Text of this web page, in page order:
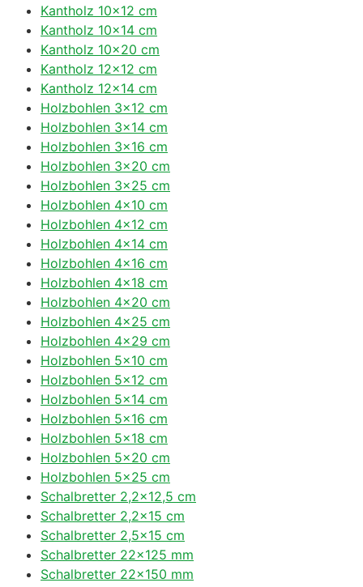
Kantholz 10×12 cm
Kantholz 10×14 cm
Kantholz 10×20 cm
Kantholz 12×12 cm
Kantholz 12×14 cm
Holzbohlen 3×12 cm
Holzbohlen 3×14 cm
Holzbohlen 3×16 cm
Holzbohlen 3×20 cm
Holzbohlen 3×25 cm
Holzbohlen 4×10 cm
Holzbohlen 4×12 cm
Holzbohlen 4×14 cm
Holzbohlen 4×16 cm
Holzbohlen 4×18 cm
Holzbohlen 4×20 cm
Holzbohlen 4×25 cm
Holzbohlen 4×29 cm
Holzbohlen 5×10 cm
Holzbohlen 5×12 cm
Holzbohlen 5×14 cm
Holzbohlen 5×16 cm
Holzbohlen 5×18 cm
Holzbohlen 5×20 cm
Holzbohlen 5×25 cm
Schalbretter 2,2×12,5 cm
Schalbretter 2,2×15 cm
Schalbretter 2,5×15 cm
Schalbretter 22×125 mm
Schalbretter 22×150 mm